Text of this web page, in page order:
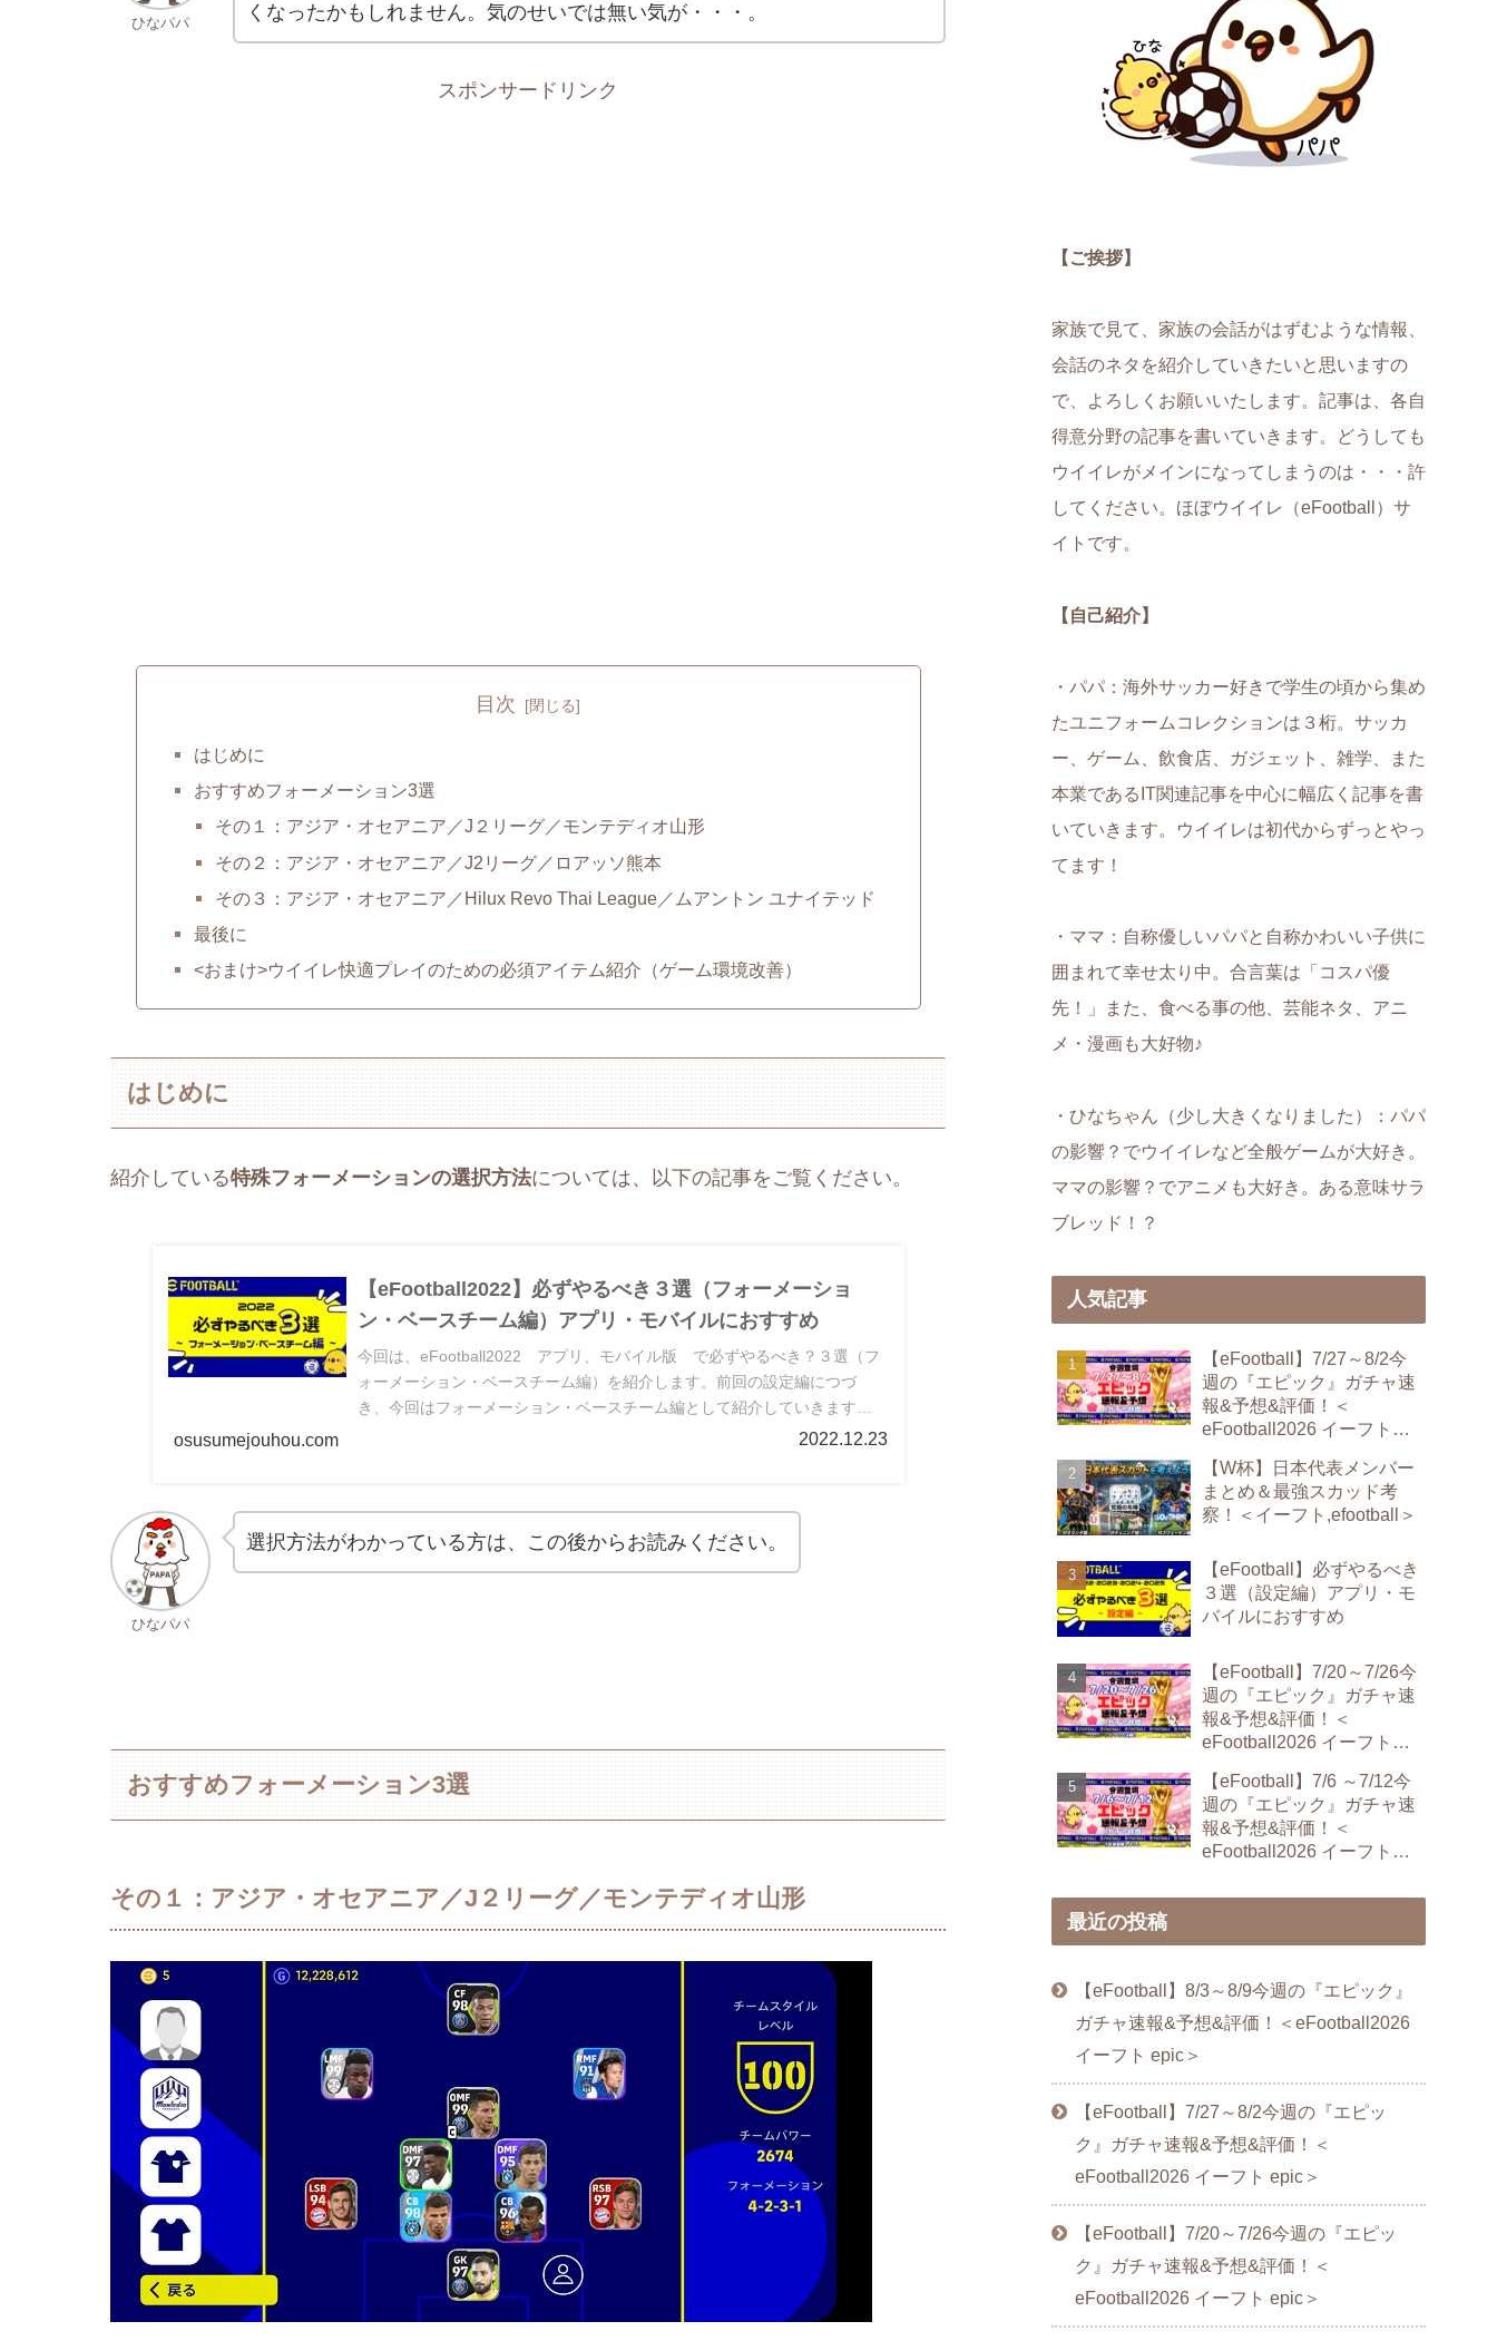
ひなパパ
くなったかもしれません。気のせいでは無い気が・・・。
スポンサードリンク
目次
はじめに
おすすめフォーメーション3選
その１：アジア・オセアニア／J２リーグ／モンテディオ山形
その２：アジア・オセアニア／J2リーグ／ロアッソ熊本
その３：アジア・オセアニア／Hilux Revo Thai League／ムアントン ユナイテッド
最後に
<おまけ>ウイイレ快適プレイのための必須アイテム紹介（ゲーム環境改善）
はじめに
紹介している特殊フォーメーションの選択方法については、以下の記事をご覧ください。
【eFootball2022】必ずやるべき３選（フォーメーショ
ン・ベースチーム編）アプリ・モバイルにおすすめ
今回は、eFootball2022 アプリ、モバイル版 で必ずやるべき？３選（フ
ォーメーション・ベースチーム編）を紹介します。前回の設定編につづ
き、今回はフォーメーション・ベースチーム編として紹介していきます！
今回も、初心者の方はもちろん、前作からの方も知っておくべき内容につ
osusumejouhou.com 2022.12.23
ひなパパ
選択方法がわかっている方は、この後からお読みください。
おすすめフォーメーション3選
その１：アジア・オセアニア／J２リーグ／モンテディオ山形
【ご挨拶】
家族で見て、家族の会話がはずむような情報、
会話のネタを紹介していきたいと思いますの
で、よろしくお願いいたします。記事は、各自
得意分野の記事を書いていきます。どうしても
ウイイレがメインになってしまうのは・・・許
してください。ほぼウイイレ（eFootball）サ
イトです。
【自己紹介】
・パパ：海外サッカー好きで学生の頃から集め
たユニフォームコレクションは３桁。サッカ
ー、ゲーム、飲食店、ガジェット、雑学、また
本業であるIT関連記事を中心に幅広く記事を書
いていきます。ウイイレは初代からずっとやっ
てます！
・ママ：自称優しいパパと自称かわいい子供に
囲まれて幸せ太り中。合言葉は「コスパ優
先！」また、食べる事の他、芸能ネタ、アニ
メ・漫画も大好物♪
・ひなちゃん（少し大きくなりました）：パパ
の影響？でウイイレなど全般ゲームが大好き。
ママの影響？でアニメも大好き。ある意味サラ
ブレッド！？
人気記事
【eFootball】7/27～8/2今
週の『エピック』ガチャ速
報&予想&評価！＜
eFootball2026 イーフト
【W杯】日本代表メンバー
まとめ＆最強スカッド考
察！＜イーフト,efootball＞
【eFootball】必ずやるべき
３選（設定編）アプリ・モ
バイルにおすすめ
【eFootball】7/20～7/26今
週の『エピック』ガチャ速
報&予想&評価！＜
eFootball2026 イーフト
【eFootball】7/6 ～7/12今
週の『エピック』ガチャ速
報&予想&評価！＜
eFootball2026 イーフト
最近の投稿
【eFootball】8/3～8/9今週の『エピック』
ガチャ速報&予想&評価！＜eFootball2026
イーフト epic＞
【eFootball】7/27～8/2今週の『エピッ
ク』ガチャ速報&予想&評価！＜
eFootball2026 イーフト epic＞
【eFootball】7/20～7/26今週の『エピッ
ク』ガチャ速報&予想&評価！＜
eFootball2026 イーフト epic＞